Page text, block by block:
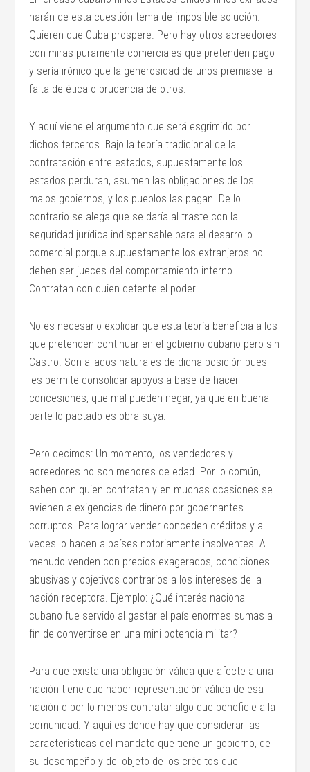
harán de esta cuestión tema de imposible solución.
Quieren que Cuba prospere. Pero hay otros acreedores
con miras puramente comerciales que pretenden pago
y sería irónico que la generosidad de unos premiase la
falta de ética o prudencia de otros.
Y aquí viene el argumento que será esgrimido por
dichos terceros. Bajo la teoría tradicional de la
contratación entre estados, supuestamente los
estados perduran, asumen las obligaciones de los
malos gobiernos, y los pueblos las pagan. De lo
contrario se alega que se daría al traste con la
seguridad jurídica indispensable para el desarrollo
comercial porque supuestamente los extranjeros no
deben ser jueces del comportamiento interno.
Contratan con quien detente el poder.
No es necesario explicar que esta teoría beneficia a los
que pretenden continuar en el gobierno cubano pero sin
Castro. Son aliados naturales de dicha posición pues
les permite consolidar apoyos a base de hacer
concesiones, que mal pueden negar, ya que en buena
parte lo pactado es obra suya.
Pero decimos: Un momento, los vendedores y
acreedores no son menores de edad. Por lo común,
saben con quien contratan y en muchas ocasiones se
avienen a exigencias de dinero por gobernantes
corruptos. Para lograr vender conceden créditos y a
veces lo hacen a países notoriamente insolventes. A
menudo venden con precios exagerados, condiciones
abusivas y objetivos contrarios a los intereses de la
nación receptora. Ejemplo: ¿Qué interés nacional
cubano fue servido al gastar el país enormes sumas a
fin de convertirse en una mini potencia militar?
Para que exista una obligación válida que afecte a una
nación tiene que haber representación válida de esa
nación o por lo menos contratar algo que beneficie a la
comunidad. Y aquí es donde hay que considerar las
características del mandato que tiene un gobierno, de
su desempeño y del objeto de los créditos que